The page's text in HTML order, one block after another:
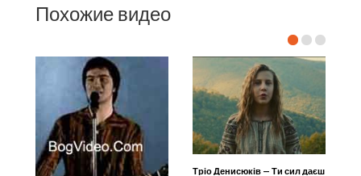
Похожие видео
Тріо Денисюків — Ти сил даєш